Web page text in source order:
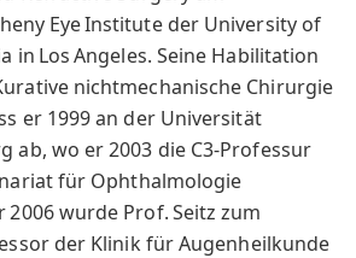
Eye Institute der University of
in Los Angeles. Seine Habilitation
nichtmechanische Chirurgie
er 1999 an der Universität
ab, wo er 2003 die C3-Professur
für Ophthalmologie
2006 wurde Prof. Seitz zum
der Klinik für Augenheilkunde